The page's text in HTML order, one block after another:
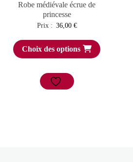
Robe médiévale écrue de
princesse
Prix : 36,00 €
Choix des options